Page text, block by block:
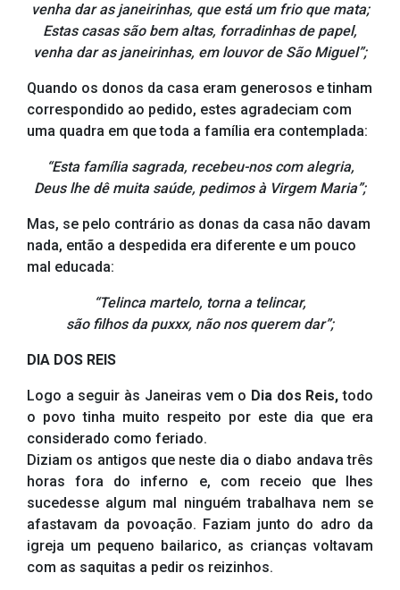
venha dar as janeirinhas, que está um frio que mata;
Estas casas são bem altas, forradinhas de papel,
venha dar as janeirinhas, em louvor de São Miguel”;
Quando os donos da casa eram generosos e tinham
correspondido ao pedido, estes agradeciam com
uma quadra em que toda a família era contemplada:
“Esta família sagrada, recebeu-nos com alegria,
Deus lhe dê muita saúde, pedimos à Virgem Maria”;
Mas, se pelo contrário as donas da casa não davam
nada, então a despedida era diferente e um pouco
mal educada:
“Telinca martelo, torna a telincar,
são filhos da puxxx, não nos querem dar”;
DIA DOS REIS
Logo a seguir às Janeiras vem o Dia dos Reis,todo
o povo tinha muito respeito por este dia que era
considerado como feriado.
Diziam os antigos que neste dia o diabo andava três
horas fora do inferno e, com receio que lhes
sucedesse algum mal ninguém trabalhava nem se
afastavam da povoação. Faziam junto do adro da
igreja um pequeno bailarico, as crianças voltavam
com as saquitas a pedir os reizinhos.